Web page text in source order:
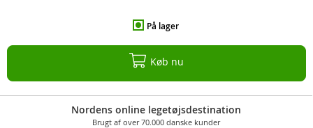
På lager
Køb nu
Nordens online legetøjsdestination
Brugt af over 70.000 danske kunder